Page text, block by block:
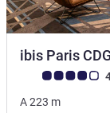
ibis Paris
Classificação
A223 m